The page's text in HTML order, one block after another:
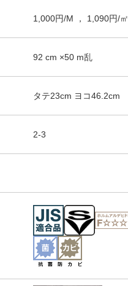
クシ
カラーセレクシ
RE55098
RE55099
1,000円/M ， 1,090円/㎡
92 cm ×50 m乱
タテ23cm ヨコ46.2cm
2-3